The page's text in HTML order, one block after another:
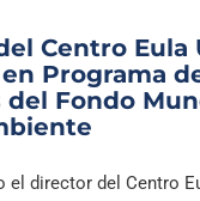
Centro Eula
Programa
del Fondo
el director del Centro